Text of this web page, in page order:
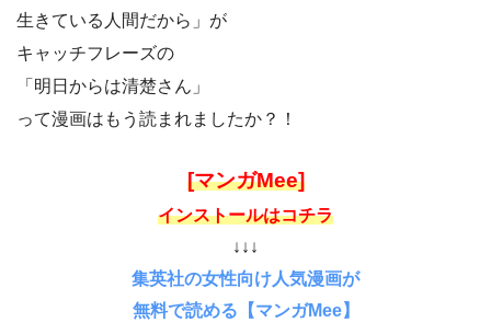
生きている人間だから」が
キャッチフレーズの
「明日からは清楚さん」
って漫画はもう読まれましたか？！
[マンガMee]
インストールはコチラ
↓↓↓
集英社の女性向け人気漫画が
無料で読める【マンガMee】